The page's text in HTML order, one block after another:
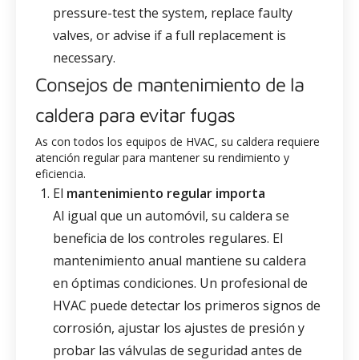
pressure-test the system, replace faulty
valves, or advise if a full replacement is
necessary.
Consejos de mantenimiento de la
caldera para evitar fugas
As con todos los equipos de HVAC, su caldera requiere
atención regular para mantener su rendimiento y
eficiencia.
El mantenimiento regular importa
Al igual que un automóvil, su caldera se
beneficia de los controles regulares. El
mantenimiento anual mantiene su caldera
en óptimas condiciones. Un profesional de
HVAC puede detectar los primeros signos de
corrosión, ajustar los ajustes de presión y
probar las válvulas de seguridad antes de